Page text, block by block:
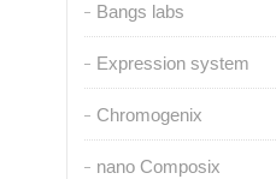
Bangs labs
Expression system
Chromogenix
nano Composix